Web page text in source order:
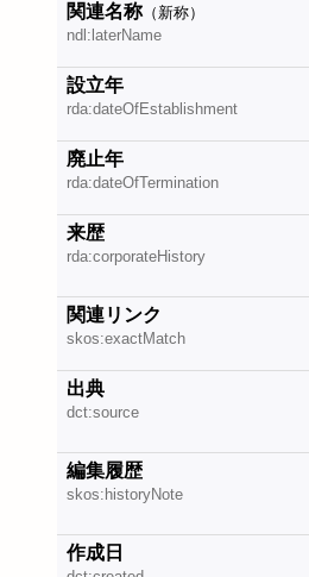
関連名称（新称）
ndl:laterName
設立年
rda:dateOfEstablishment
廃止年
rda:dateOfTermination
来歴
rda:corporateHistory
関連リンク
skos:exactMatch
出典
dct:source
編集履歴
skos:historyNote
作成日